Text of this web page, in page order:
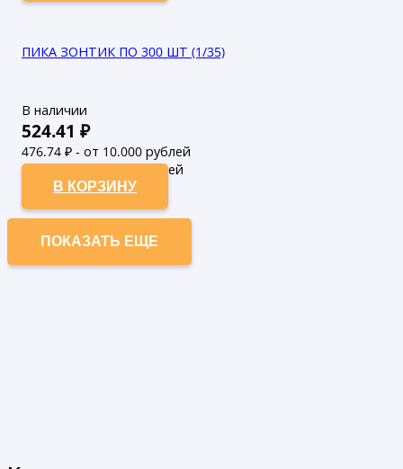
ПИКА ЗОНТИК ПО 300 ШТ (1/35)
В наличии
524.41 ₽
476.74 ₽ - от 10.000 рублей
433.4₽ - от 50.000 рублей
В КОРЗИНУ
ПОКАЗАТЬ ЕЩЕ